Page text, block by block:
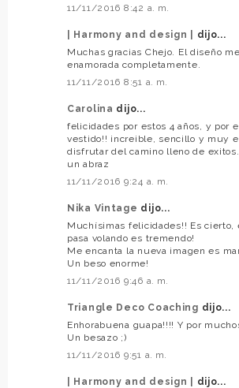
11/11/2016 8:42 a. m.
| Harmony and design |
dijo...
Muchas gracias Chejo. El diseño
enamorada completamente.
11/11/2016 8:51 a. m.
Carolina dijo...
felicidades por estos 4 años, y por
vestido!! increible, sencillo y muy
disfrutar del camino lleno de exitos.
un abraz
11/11/2016 9:24 a. m.
Nika Vintage dijo...
Muchísimas felicidades!! Es cierto,
pasa volando es tremendo!
Me encanta la nueva imagen es
Un beso enorme!
11/11/2016 9:46 a. m.
Triangle Deco Coaching dijo...
Enhorabuena guapa!!!! Y por
Un besazo ;)
11/11/2016 9:51 a. m.
| Harmony and design |
dijo...